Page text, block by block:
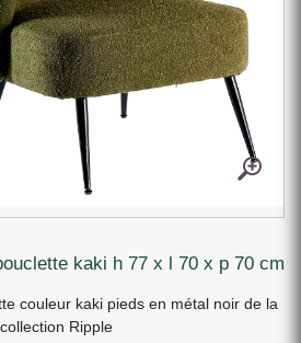
kaki h 77 x l 70 x p 70 cm
couleur kaki pieds en métal noir de la
collection Ripple